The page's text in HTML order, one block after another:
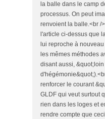
la balle dans le camp
processus. On peut
renvoient la balle.<br /
l'article ci-dessus que
lui reproche à
les mêmes méthodes
disant aussi,
renforcer le courant
GLDF qui veut surtout
rien dans les loges et
rendre compte que